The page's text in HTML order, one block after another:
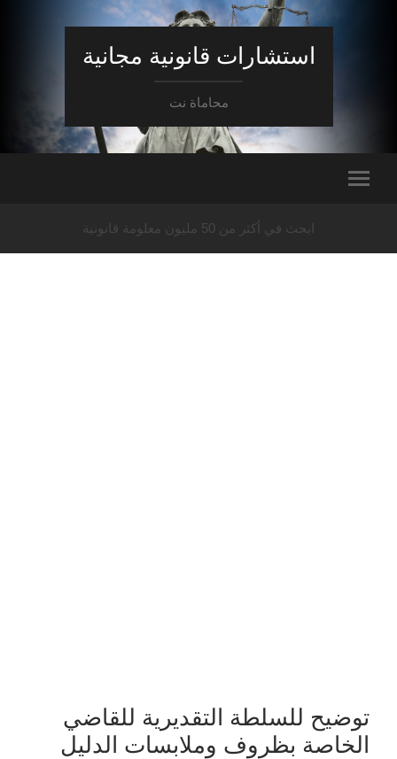
استشارات قانونية مجانية
محاماة نت
ابحث في أكثر من 50 مليون معلومة قانونية
توضيح للسلطة التقديرية للقاضي
الخاصة بظروف وملابسات الدليل